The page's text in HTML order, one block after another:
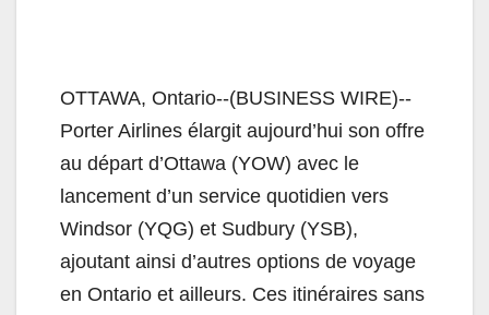
OTTAWA, Ontario--(BUSINESS WIRE)--
Porter Airlines élargit aujourd’hui son offre
au départ d’Ottawa (YOW) avec le
lancement d’un service quotidien vers
Windsor (YQG) et Sudbury (YSB),
ajoutant ainsi d’autres options de voyage
en Ontario et ailleurs. Ces itinéraires sans